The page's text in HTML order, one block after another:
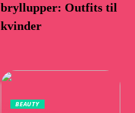
bryllupper: Outfits til
kvinder
BEAUTY